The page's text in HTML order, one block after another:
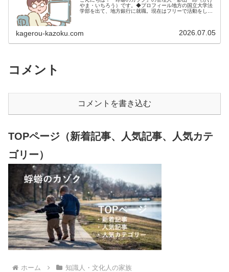
やま・いちろう）です。◆プロフィール地方の国立大学法
学部を出て、地方銀行に就職。現在はフリーで活動をして
kagerou-kazoku.com 2026.07.05
コメント
コメントを書き込む
TOPページ（新着記事、人気記事、人気カテ
ゴリー）
ホーム 知識人・文化人の家族